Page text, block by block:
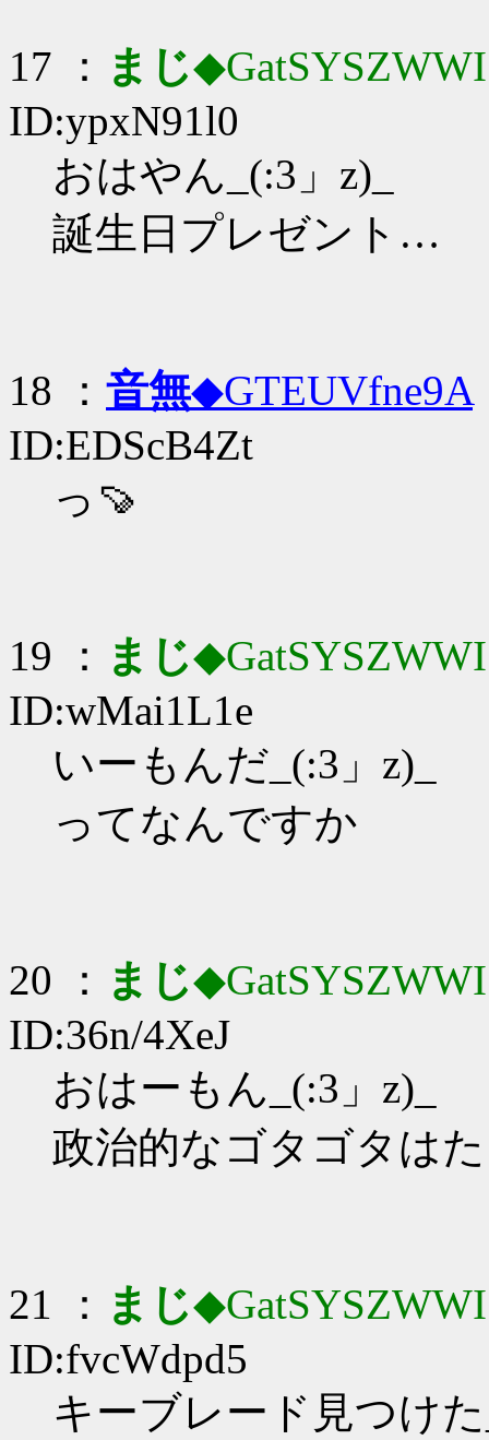
17 ： まじ◆GatSYSZWWI
ID:ypxN91l0
おはやん_(:3」z)_
誕生日プレゼント…
18 ： 音無◆GTEUVfne9A
ID:EDScB4Zt
っ🍠
19 ： まじ◆GatSYSZWWI
ID:wMai1L1e
いーもんだ_(:3」z)_
ってなんですか
20 ： まじ◆GatSYSZWWI
ID:36n/4XeJ
おはーもん_(:3」z)_
政治的なゴタゴタは
21 ： まじ◆GatSYSZWWI
ID:fvcWdpd5
キーブレード見つけ